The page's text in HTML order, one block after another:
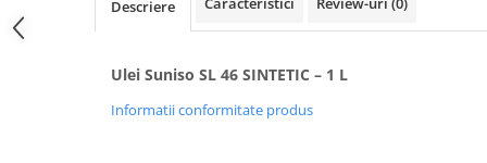
Descriere
Ulei Suniso SL 46 SINTETIC – 1 L
Informatii conformitate produs